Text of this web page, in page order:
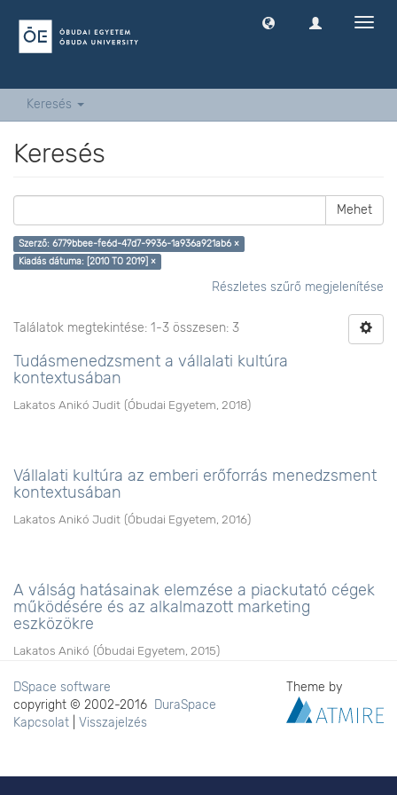
Keresés
Keresés
Mehet
Szerző: 6779bbee-fe6d-47d7-9936-1a936a921ab6 ×
Kiadás dátuma: [2010 TO 2019] ×
Részletes szűrő megjelenítése
Találatok megtekintése: 1-3 összesen: 3
Tudásmenedzsment a vállalati kultúra
kontextusában
Lakatos Anikó Judit (Óbudai Egyetem 2018)
Vállalati kultúra az emberi erőforrás menedzsment
kontextusában
Lakatos Anikó Judit (Óbudai Egyetem 2016)
A válság hatásainak elemzése a piackutató cégek
működésére és az alkalmazott marketing
eszközökre
Lakatos Anikó (Óbudai Egyetem 2015)
DSpace software
copyright © 2002-2016 DuraSpace
Kapcsolat
Visszajelzés
Theme by